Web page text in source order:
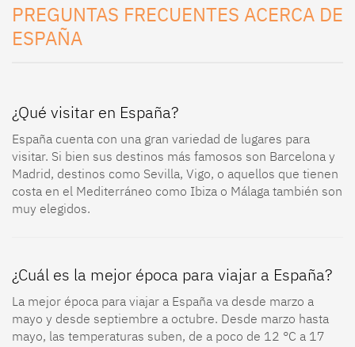
PREGUNTAS FRECUENTES ACERCA DE
ESPAÑA
¿Qué visitar en España?
España cuenta con una gran variedad de lugares para
visitar. Si bien sus destinos más famosos son Barcelona y
Madrid, destinos como Sevilla, Vigo, o aquellos que tienen
costa en el Mediterráneo como Ibiza o Málaga también son
muy elegidos.
¿Cuál es la mejor época para viajar a España?
La mejor época para viajar a España va desde marzo a
mayo y desde septiembre a octubre. Desde marzo hasta
mayo, las temperaturas suben, de a poco de 12 °C a 17